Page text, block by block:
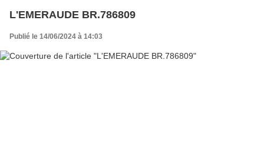
L'EMERAUDE BR.786809
Publié le 14/06/2024 à 14:03